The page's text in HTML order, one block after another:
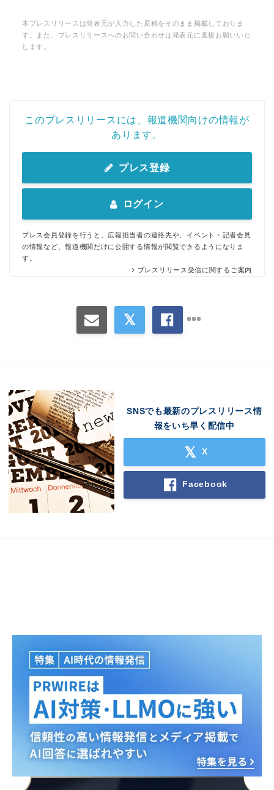
本プレスリリースは発表元が入力した原稿をそのまま掲載しておりま
す。また、プレスリリースへのお問い合わせは発表元に直接お願いいた
します。
このプレスリリースには、報道機関向けの情報が
あります。
プレス登録
ログイン
プレス会員登録を行うと、広報担当者の連絡先や、イベント・記者会見
の情報など、報道機関だけに公開する情報が閲覧できるようになりま
す。
プレスリリース受信に関するご案内
SNSでも最新のプレスリリース情
報をいち早く配信中
X
Facebook